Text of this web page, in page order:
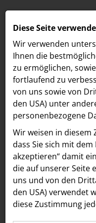
MELDUNGEN
LOEBELL NORDBERG
INNER
aehre
Astoria Artshow
B/S/H Hausgeräte
Meldungen / Unibail-
Text Bilder
12.11.2025
ushers
Diese Seite
Wir verwenden
Ihnen die
zu ermöglichen,
fortlaufend zu
von uns sowie von
den USA) unter
personenbezogene
Wir weisen in diesem
dass Sie sich mit dem
akzeptieren“ damit
die auf unserer Seite
uns und von den
den USA) verwendet
diese Zustimmung